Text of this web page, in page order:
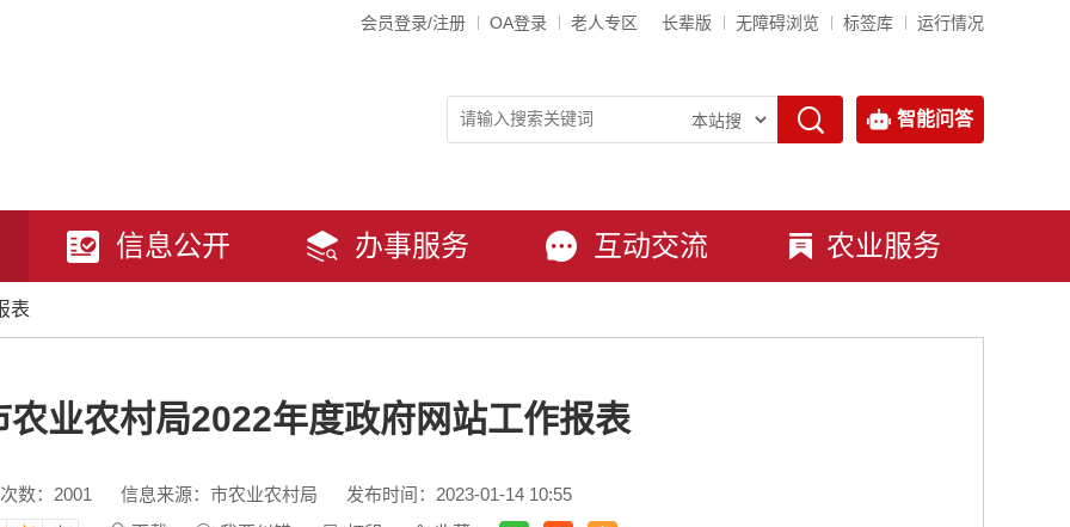
会员登录/注册 OA登录 老人专区 长辈版 无障碍浏览 标签库 运行情况
智能问答
信息公开 办事服务 互动交流 农业服务
表
农业农村局2022年度政府网站工作报表
数： 2001 信息来源：市农业农村局
发布时间：2023-01-14 10:55